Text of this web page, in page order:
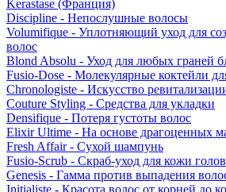
Kerastase (Франция)
Discipline - Непослушные волосы
Volumifique - Уплотняющий уход для
волос
Blond Absolu - Уход для любых граней
Fusio-Dose - Молекулярные коктейли
Chronologiste - Искусство
Couture Styling - Средства для укладки
Densifique - Потеря густоты волос
Elixir Ultime - На основе драгоценных
Fresh Affair - Сухой шампунь
Fusio-Scrub - Скраб-уход для кожи
Genesis - Гамма против выпадения
Initialiste - Красота волос от корней до